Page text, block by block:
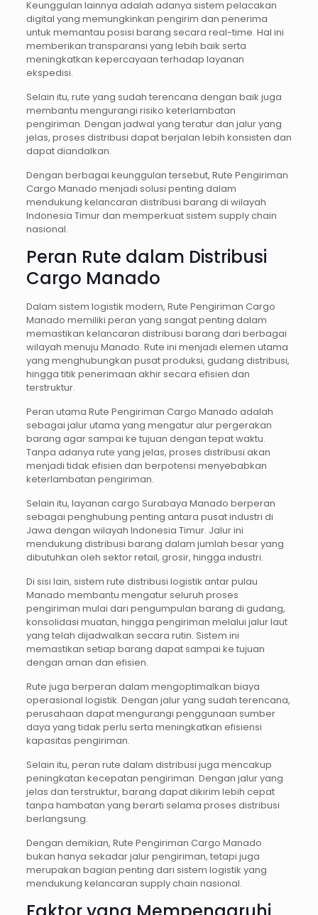
Keunggulan lainnya adalah adanya sistem pelacakan
digital yang memungkinkan pengirim dan penerima
untuk memantau posisi barang secara real-time. Hal ini
memberikan transparansi yang lebih baik serta
meningkatkan kepercayaan terhadap layanan
ekspedisi.
Selain itu, rute yang sudah terencana dengan baik juga
membantu mengurangi risiko keterlambatan
pengiriman. Dengan jadwal yang teratur dan jalur yang
jelas, proses distribusi dapat berjalan lebih konsisten dan
dapat diandalkan.
Dengan berbagai keunggulan tersebut, Rute Pengiriman
Cargo Manado menjadi solusi penting dalam
mendukung kelancaran distribusi barang di wilayah
Indonesia Timur dan memperkuat sistem supply chain
nasional.
Peran Rute dalam Distribusi
Cargo Manado
Dalam sistem logistik modern, Rute Pengiriman Cargo
Manado memiliki peran yang sangat penting dalam
memastikan kelancaran distribusi barang dari berbagai
wilayah menuju Manado. Rute ini menjadi elemen utama
yang menghubungkan pusat produksi, gudang distribusi,
hingga titik penerimaan akhir secara efisien dan
terstruktur.
Peran utama Rute Pengiriman Cargo Manado adalah
sebagai jalur utama yang mengatur alur pergerakan
barang agar sampai ke tujuan dengan tepat waktu.
Tanpa adanya rute yang jelas, proses distribusi akan
menjadi tidak efisien dan berpotensi menyebabkan
keterlambatan pengiriman.
Selain itu, layanan cargo Surabaya Manado berperan
sebagai penghubung penting antara pusat industri di
Jawa dengan wilayah Indonesia Timur. Jalur ini
mendukung distribusi barang dalam jumlah besar yang
dibutuhkan oleh sektor retail, grosir, hingga industri.
Di sisi lain, sistem rute distribusi logistik antar pulau
Manado membantu mengatur seluruh proses
pengiriman mulai dari pengumpulan barang di gudang,
konsolidasi muatan, hingga pengiriman melalui jalur laut
yang telah dijadwalkan secara rutin. Sistem ini
memastikan setiap barang dapat sampai ke tujuan
dengan aman dan efisien.
Rute juga berperan dalam mengoptimalkan biaya
operasional logistik. Dengan jalur yang sudah terencana,
perusahaan dapat mengurangi penggunaan sumber
daya yang tidak perlu serta meningkatkan efisiensi
kapasitas pengiriman.
Selain itu, peran rute dalam distribusi juga mencakup
peningkatan kecepatan pengiriman. Dengan jalur yang
jelas dan terstruktur, barang dapat dikirim lebih cepat
tanpa hambatan yang berarti selama proses distribusi
berlangsung.
Dengan demikian, Rute Pengiriman Cargo Manado
bukan hanya sekadar jalur pengiriman, tetapi juga
merupakan bagian penting dari sistem logistik yang
mendukung kelancaran supply chain nasional.